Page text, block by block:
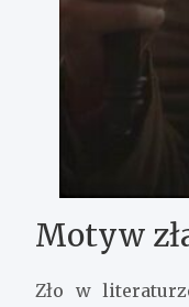
Motyw
Zło w